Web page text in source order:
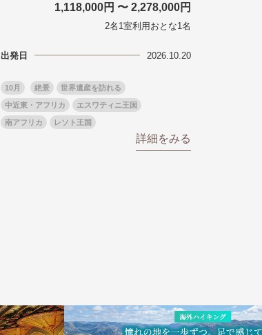
ヨーロッパの田舎（村・町）
リゾート 一都市滞在
日系航空会社で行く
世界遺産を訪れる
お花・紅葉
鉄道の旅
専任ガイド・講師同行の旅
ラ・プルミエール（エールフランス航空）
花火 祭り 季節の風景
ななつ星in九州
TWILIGHT
美食・旬の味覚を味わう
アドベンチャーツーリ
1,118,000円 〜 2,278,000円
2名1室利用おとな1名
出発日 2026.10.20
10月 絶景 世界遺産を訪れる
中近東・アフリカ エスワティニ王国
南アフリカ レソト王国
詳細をみる